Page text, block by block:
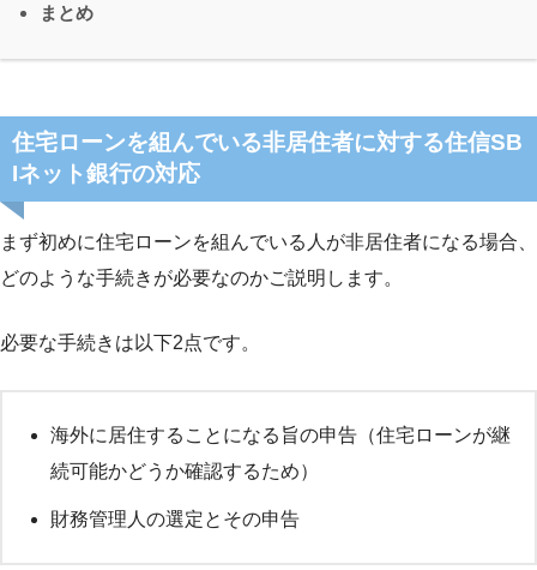
まとめ
住宅ローンを組んでいる非居住者に対する住信SB
Iネット銀行の対応
まず初めに住宅ローンを組んでいる人が非居住者になる場合、
どのような手続きが必要なのかご説明します。
必要な手続きは以下2点です。
海外に居住することになる旨の申告（住宅ローンが継
続可能かどうか確認するため）
財務管理人の選定とその申告